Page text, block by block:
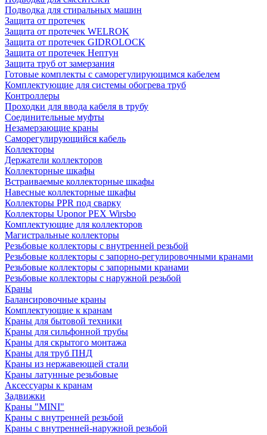
Подводка для стиральных машин
Защита от протечек
Защита от протечек WELROK
Защита от протечек GIDROLOCK
Защита от протечек Нептун
Защита труб от замерзания
Готовые комплекты с саморегулирующимся кабелем
Комплектующие для системы обогрева труб
Контроллеры
Проходки для ввода кабеля в трубу
Соединительные муфты
Незамерзающие краны
Саморегулирующийся кабель
Коллекторы
Держатели коллекторов
Коллекторные шкафы
Встраиваемые коллекторные шкафы
Навесные коллекторные шкафы
Коллекторы PPR под сварку
Коллекторы Uponor PEX Wirsbo
Комплектующие для коллекторов
Магистральные коллекторы
Резьбовые коллекторы с внутренней резьбой
Резьбовые коллекторы с запорно-регулировочными кранами
Резьбовые коллекторы с запорными кранами
Резьбовые коллекторы с наружной резьбой
Краны
Балансировочные краны
Комплектующие к кранам
Краны для бытовой техники
Краны для сильфонной трубы
Краны для скрытого монтажа
Краны для труб ПНД
Краны из нержавеющей стали
Краны латунные резьбовые
Аксессуары к кранам
Задвижки
Краны "MINI"
Краны с внутренней резьбой
Краны с внутренней-наружной резьбой